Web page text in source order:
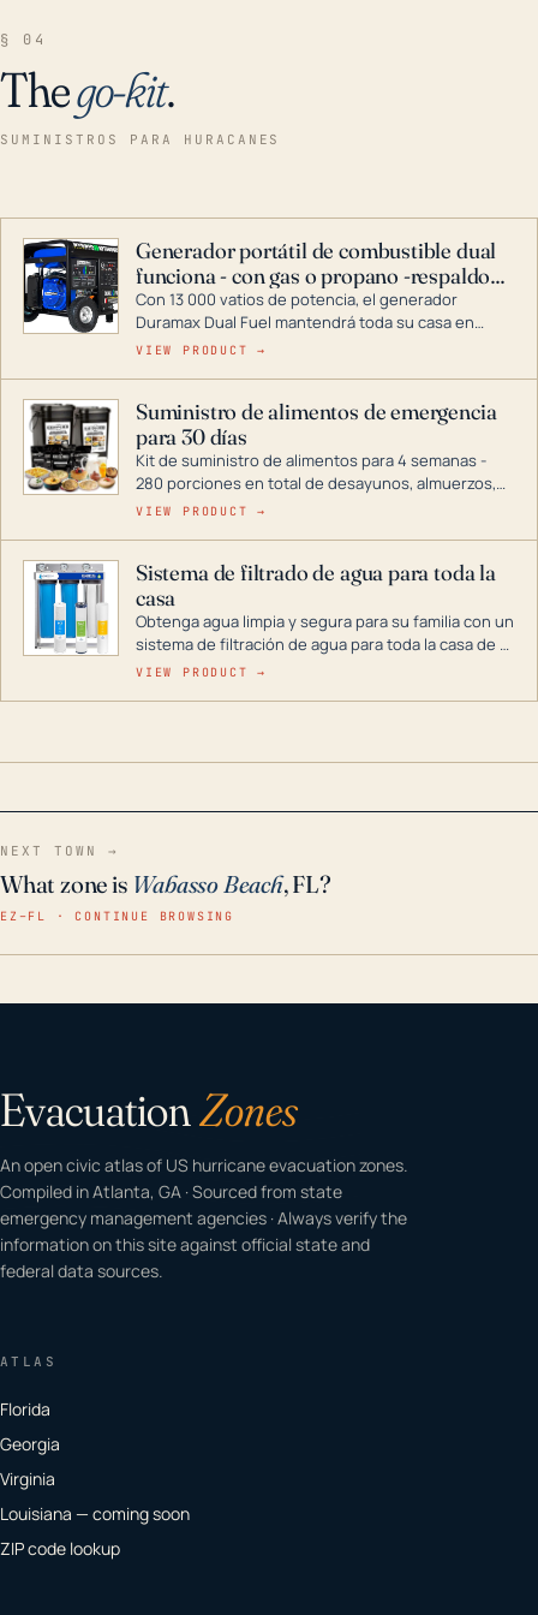
§ 04
Thego-kit.
SUMINISTROS PARA HURACANES
Generador portátil de combustible dual
funciona - con gas o propano -respaldo
para el hogar
Con 13 000 vatios de potencia, el generador
Duramax Dual Fuel mantendrá toda su casa en
funcionamiento durante una tormenta o un corte
combustible dual, con una gama completa que
abarca desde inversores digitales hasta
generadores que pueden alimentar toda su casa.
VIEW PRODUCT →
Suministro de alimentos de emergencia
para 30 días
Kit de suministro de alimentos para 4 semanas -
280 porciones en total de desayunos, almuerzos,
cenas y postres. Se puede almacenar durante
VIEW PRODUCT →
Sistema de filtrado de agua para toda la
casa
Obtenga agua limpia y segura para su familia con un
sistema de filtración de agua para toda la casa de 3
etapas. La tecnología avanzada de este filtro
en situaciones de emergencia.
VIEW PRODUCT →
NEXT TOWN →
What zone is Wabasso Beach, FL?
EZ–FL · CONTINUE BROWSING
EvacuationZones
An open civic atlas of US hurricane evacuation zones.
Compiled in Atlanta, GA · Sourced from state
emergency management agencies · Always verify the
information on this site against official state and
federal data sources.
ATLAS
Florida
Georgia
Virginia
Louisiana — coming soon
ZIP code lookup